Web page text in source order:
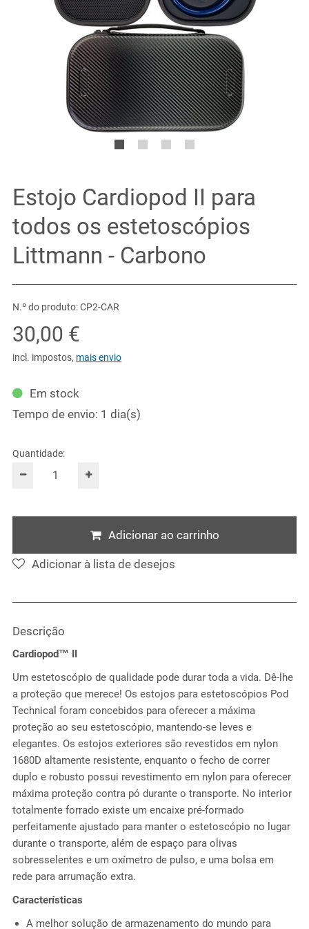
Estojo Cardiopod II para
todos os estetoscópios
Littmann - Carbono
N.º do produto: CP2-CAR
30,00 €
incl. impostos, mais envio
Em stock
Tempo de envio: 1 dia(s)
Quantidade:
Adicionar ao carrinho
Adicionar à lista de desejos
Descrição
Cardiopod™ II
Um estetoscópio de qualidade pode durar toda a vida. Dê-lhe
a proteção que merece! Os estojos para estetoscópios Pod
Technical foram concebidos para oferecer a máxima
proteção ao seu estetoscópio, mantendo-se leves e
elegantes. Os estojos exteriores são revestidos em nylon
1680D altamente resistente, enquanto o fecho de correr
duplo e robusto possui revestimento em nylon para oferecer
máxima proteção contra pó durante o transporte. No interior
totalmente forrado existe um encaixe pré-formado
perfeitamente ajustado para manter o estetoscópio no lugar
durante o transporte, além de espaço para olivas
sobresselentes e um oxímetro de pulso, e uma bolsa em
rede para arrumação extra.
Características
A melhor solução de armazenamento do mundo para